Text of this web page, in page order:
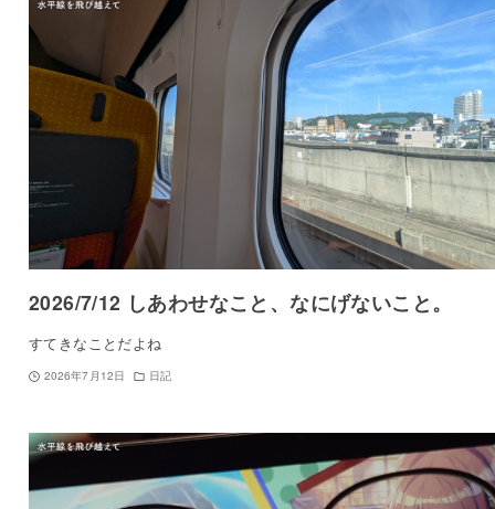
2026/7/12 しあわせなこと、なにげないこと。
すてきなことだよね
2026年7月12日 日記